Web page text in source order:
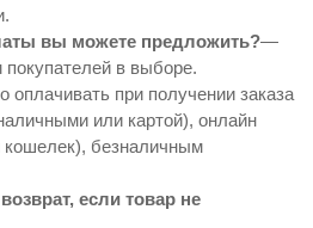
вы можете предложить?—
в выборе.
оплачивать при получении заказа
или картой), онлайн
кошелек), безналичным
если товар не